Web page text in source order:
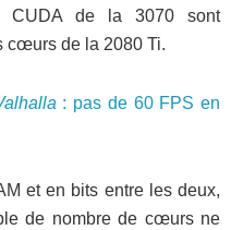
CUDA de la 3070 sont
cœurs de la 2080 Ti.
: pas de 60 FPS en
et en bits entre les deux,
de nombre de cœurs ne